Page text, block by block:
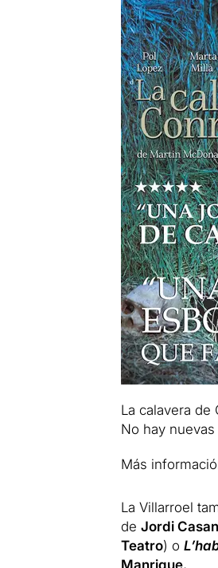
La calavera de
No hay
Más
La Villarroel
de Jordi
Teatro) o